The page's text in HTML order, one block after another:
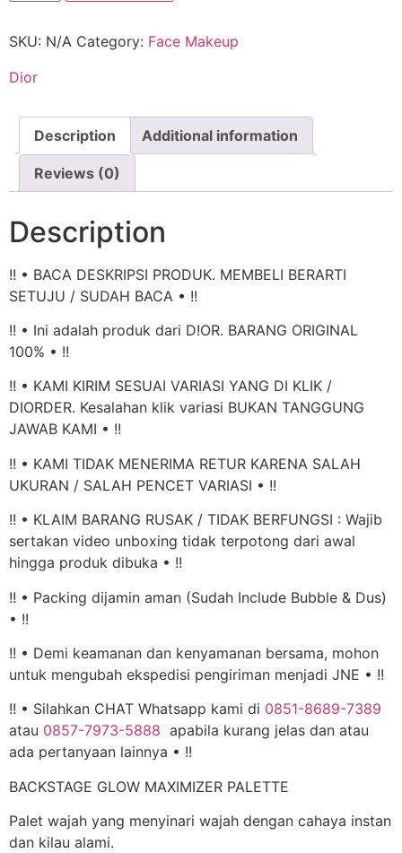
SKU: N/A Category: Face Makeup
Dior
Description Additional information
Reviews (0)
Description
!! • BACA DESKRIPSI PRODUK. MEMBELI BERARTI
SETUJU / SUDAH BACA • !!
!! • Ini adalah produk dari D!OR. BARANG ORIGINAL
100% • !!
!! • KAMI KIRIM SESUAI VARIASI YANG DI KLIK /
DIORDER. Kesalahan klik variasi BUKAN TANGGUNG
JAWAB KAMI • !!
!! • KAMI TIDAK MENERIMA RETUR KARENA SALAH
UKURAN / SALAH PENCET VARIASI • !!
!! • KLAIM BARANG RUSAK / TIDAK BERFUNGSI : Wajib
sertakan video unboxing tidak terpotong dari awal
hingga produk dibuka • !!
!! • Packing dijamin aman (Sudah Include Bubble & Dus)
• !!
!! • Demi keamanan dan kenyamanan bersama, mohon
untuk mengubah ekspedisi pengiriman menjadi JNE • !!
!! • Silahkan CHAT Whatsapp kami di 0851-8689-7389
atau 0857-7973-5888 apabila kurang jelas dan atau
ada pertanyaan lainnya • !!
BACKSTAGE GLOW MAXIMIZER PALETTE
Palet wajah yang menyinari wajah dengan cahaya instan
dan kilau alami.